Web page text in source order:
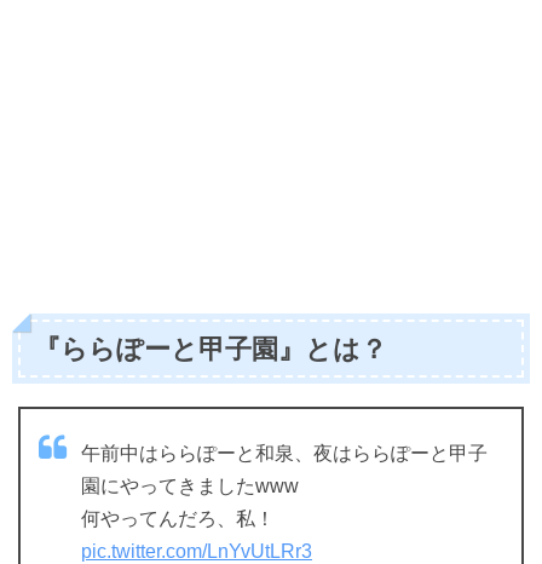
『ららぽーと甲子園』とは？
午前中はららぽーと和泉、夜はららぽーと甲子
園にやってきましたwww
何やってんだろ、私！
pic.twitter.com/LnYvUtLRr3